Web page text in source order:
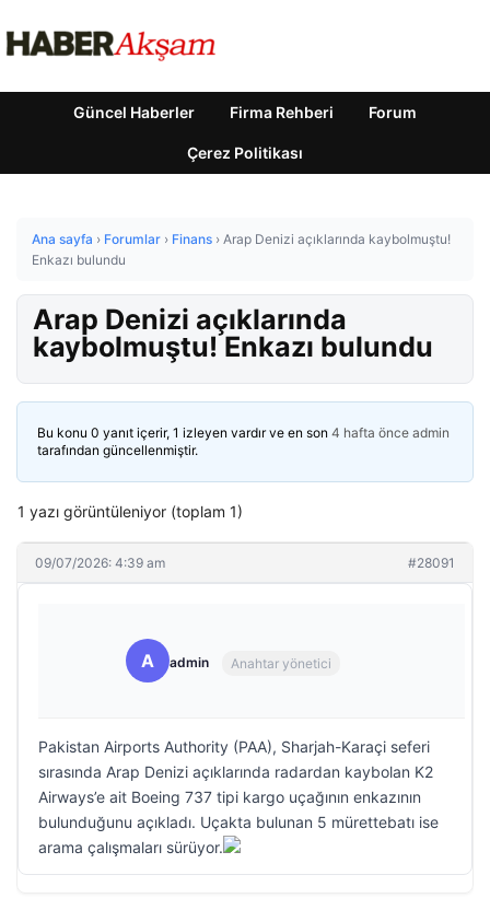
Güncel Haberler Firma Rehberi Forum
Çerez Politikası
Ana sayfa › Forumlar › Finans › Arap Denizi açıklarında kaybolmuştu!
Enkazı bulundu
Arap Denizi açıklarında
kaybolmuştu! Enkazı bulundu
Bu konu 0 yanıt içerir, 1 izleyen vardır ve en son 4 hafta önce admin
tarafından güncellenmiştir.
1 yazı görüntüleniyor (toplam 1)
09/07/2026: 4:39 am #28091
A admin Anahtar yönetici
Pakistan Airports Authority (PAA), Sharjah-Karaçi seferi
sırasında Arap Denizi açıklarında radardan kaybolan K2
Airways’e ait Boeing 737 tipi kargo uçağının enkazının
bulunduğunu açıkladı. Uçakta bulunan 5 mürettebatı ise
arama çalışmaları sürüyor.